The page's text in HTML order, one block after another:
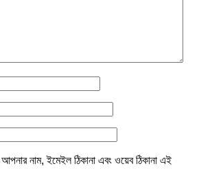
আপনার নাম, ইমেইল ঠিকানা এবং ওয়েব ঠিকানা এই